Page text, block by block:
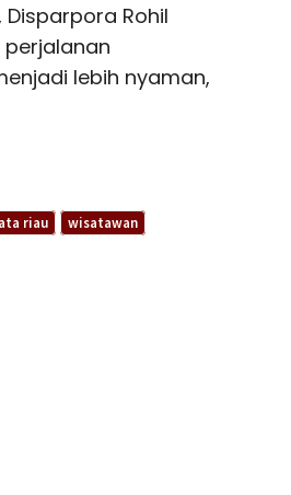
Rohil
lebih nyaman,
riau
wisatawan